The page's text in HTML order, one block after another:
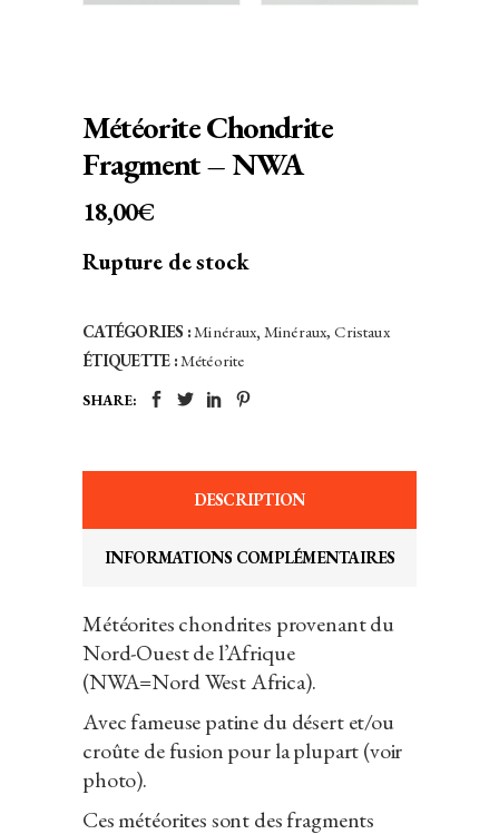
Météorite Chondrite
Fragment – NWA
18,00€
Rupture de stock
CATÉGORIES :Minéraux, Minéraux, Cristaux
ÉTIQUETTE :Météorite
SHARE:
DESCRIPTION
INFORMATIONS COMPLÉMENTAIRES
Météorites chondrites provenant du
Nord-Ouest de l’Afrique
(NWA=Nord West Africa).
Avec fameuse patine du désert et/ou
croûte de fusion pour la plupart (voir
photo).
Ces météorites sont des fragments